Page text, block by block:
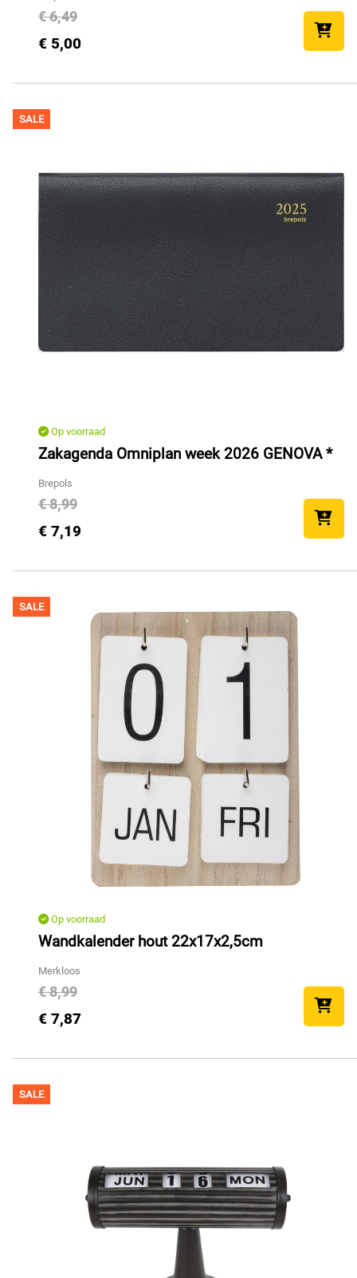
€ 6,49
€ 5,00
SALE
Op voorraad
Zakagenda Omniplan week 2026 GENOVA *
Brepols
€ 8,99
€ 7,19
SALE
Op voorraad
Wandkalender hout 22x17x2,5cm
Merkloos
€ 8,99
€ 7,87
SALE